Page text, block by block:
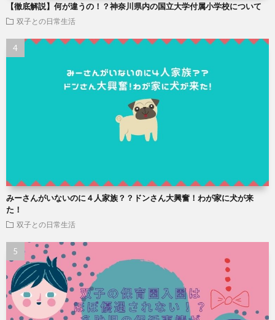
【徹底解説】何が違うの！？神奈川県内の国立大学付属小学校について
双子との日常生活
みーさんがいないのに４人家族？？ドンさん大興奮！わが家に犬が来
た！
双子との日常生活